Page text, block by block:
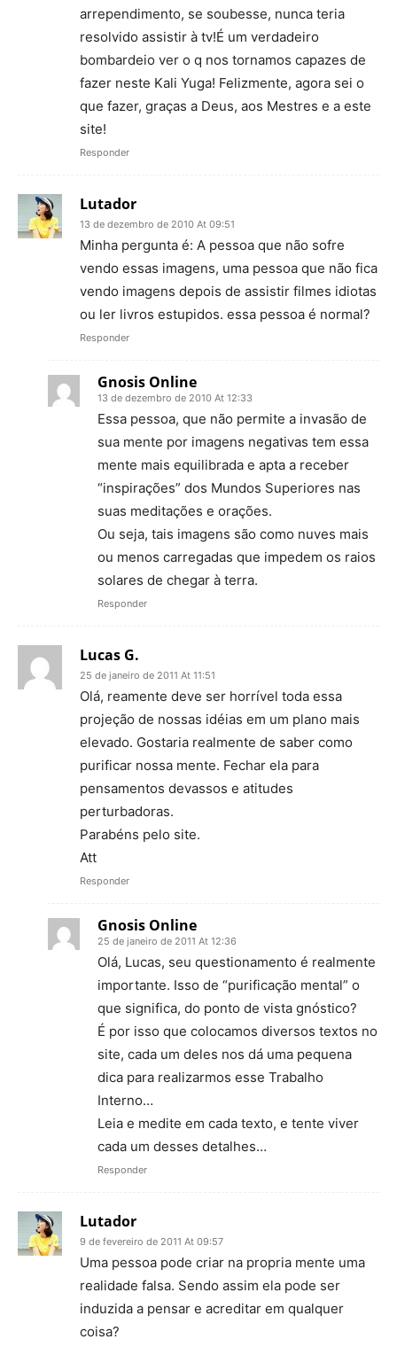
arrependimento, se soubesse, nunca teria
resolvido assistir à tv!É um verdadeiro
bombardeio ver o q nos tornamos capazes de
fazer neste Kali Yuga! Felizmente, agora sei o
que fazer, graças a Deus, aos Mestres e a este
site!
Responder
Lutador
13 de dezembro de 2010 At 09:51
Minha pergunta é: A pessoa que não sofre
vendo essas imagens, uma pessoa que não fica
vendo imagens depois de assistir filmes idiotas
ou ler livros estupidos. essa pessoa é normal?
Responder
Gnosis Online
13 de dezembro de 2010 At 12:33
Essa pessoa, que não permite a invasão de
sua mente por imagens negativas tem essa
mente mais equilibrada e apta a receber
“inspirações” dos Mundos Superiores nas
suas meditações e orações.
Ou seja, tais imagens são como nuves mais
ou menos carregadas que impedem os raios
solares de chegar à terra.
Responder
Lucas G.
25 de janeiro de 2011 At 11:51
Olá, reamente deve ser horrível toda essa
projeção de nossas idéias em um plano mais
elevado. Gostaria realmente de saber como
purificar nossa mente. Fechar ela para
pensamentos devassos e atitudes
perturbadoras.
Parabéns pelo site.
Att
Responder
Gnosis Online
25 de janeiro de 2011 At 12:36
Olá, Lucas, seu questionamento é realmente
importante. Isso de “purificação mental” o
que significa, do ponto de vista gnóstico?
É por isso que colocamos diversos textos no
site, cada um deles nos dá uma pequena
dica para realizarmos esse Trabalho
Interno…
Leia e medite em cada texto, e tente viver
cada um desses detalhes…
Responder
Lutador
9 de fevereiro de 2011 At 09:57
Uma pessoa pode criar na propria mente uma
realidade falsa. Sendo assim ela pode ser
induzida a pensar e acreditar em qualquer
coisa?